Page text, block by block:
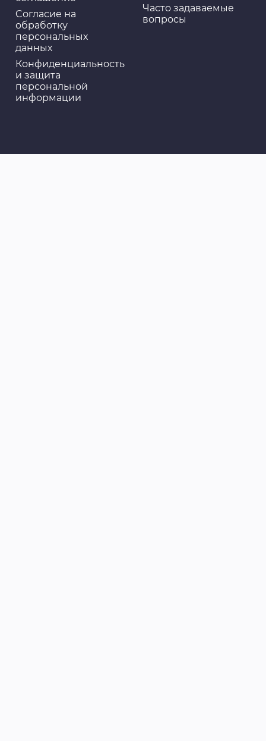
Cогласие на
обработку
персональных
данных
Конфиденциальность
и защита
персональной
информации
Часто задаваемые
вопросы